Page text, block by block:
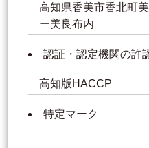
高知県香美市香北町
ー美良布内
認証・認定機関の許
高知版HACCP
特定マーク